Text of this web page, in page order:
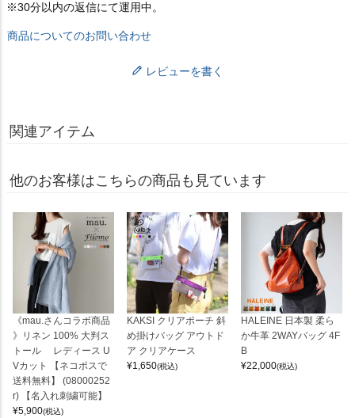
※30分以内の返信にて運用中。
商品についてのお問い合わせ
レビューを書く
関連アイテム
他のお客様はこちらの商品も見ています
《mau.さんコラボ商品
》リネン 100% 大判ス
トール レディース U
Vカット 【ネコポスで
送料無料】 (08000252
r) 【名入れ刺繍可能】
¥5,900(税込)
KAKSI クリアポーチ 斜
め掛けバッグ アウトド
ア クリアケース
¥1,650(税込)
HALEINE 日本製 柔ら
か牛革 2WAYバッグ 4F
B
¥22,000(税込)